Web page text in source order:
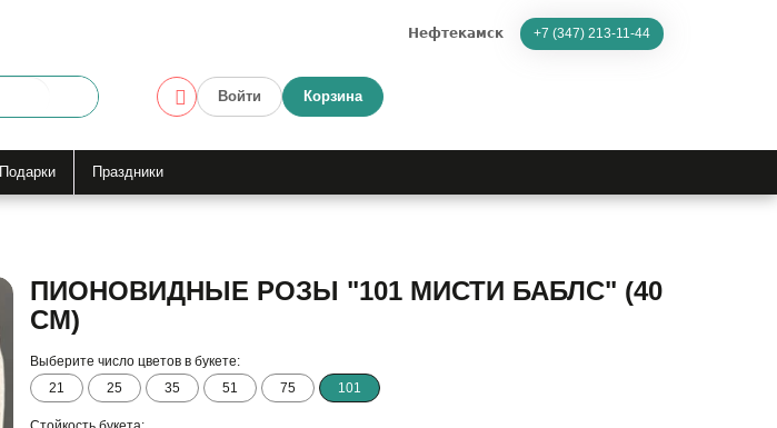
Нефтекамск +7 (347) 213-11-44
Войти Корзина
Подарки Праздники
ПИОНОВИДНЫЕ РОЗЫ "101 МИСТИ БАБЛС" (40
СМ)
Выберите число цветов в букете:
21
25 35 51 75 101